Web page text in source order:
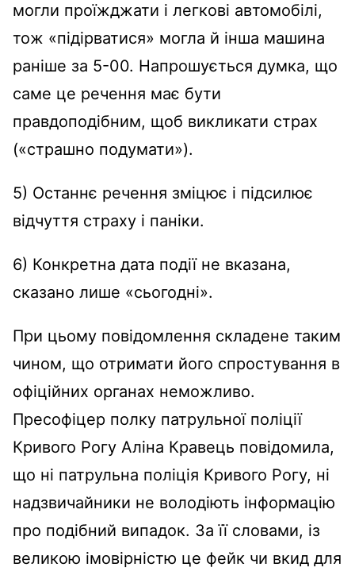
могли проїжджати і легкові автомобілі,
тож «підірватися» могла й інша машина
раніше за 5-00. Напрошується думка, що
саме це речення має бути
правдоподібним, щоб викликати страх
(«страшно подумати»).
5) Останнє речення зміцює і підсилює
відчуття страху і паніки.
6) Конкретна дата події не вказана,
сказано лише «сьогодні».
При цьому повідомлення складене таким
чином, що отримати його спростування в
офіційних органах неможливо.
Пресофіцер полку патрульної поліції
Кривого Рогу Аліна Кравець повідомила,
що ні патрульна поліція Кривого Рогу, ні
надзвичайники не володіють інформацію
про подібний випадок. За її словами, із
великою імовірністю це фейк чи вкид для